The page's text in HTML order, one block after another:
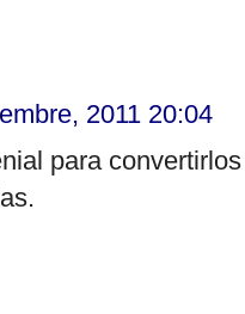
2011 20:04
para